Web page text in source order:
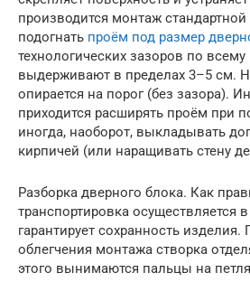
производится монтаж
подогнать проём под размер
технологических зазоров по всему
выдерживают в пределах 3–5 см.
опирается на порог (без зазора).
приходится расширять проём при
иногда, наоборот, выкладывать
кирпичей (или наращивать стену
Разборка дверного блока. Как
транспортировка осуществляется
гарантирует сохранность изделия.
облегчения монтажа створка
этого вынимаются пальцы на